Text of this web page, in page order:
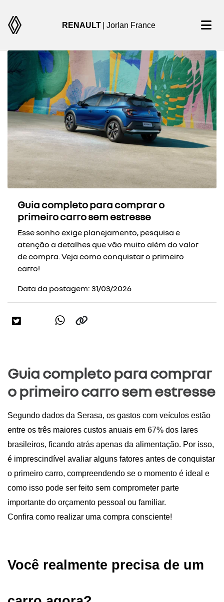
RENAULT | Jorlan France
Guia completo para comprar o
primeiro carro sem estresse
Esse sonho exige planejamento, pesquisa e
atenção a detalhes que vão muito além do valor
de compra. Veja como conquistar o primeiro
carro!
Data da postagem: 31/03/2026
Guia completo para comprar
o primeiro carro sem estresse
Segundo dados da Serasa, os gastos com veículos estão
entre os três maiores custos anuais em 67% dos lares
brasileiros, ficando atrás apenas da alimentação. Por isso,
é imprescindível avaliar alguns fatores antes de conquistar
o primeiro carro, compreendendo se o momento é ideal e
como isso pode ser feito sem comprometer parte
importante do orçamento pessoal ou familiar.
Confira como realizar uma compra consciente!
Você realmente precisa de um